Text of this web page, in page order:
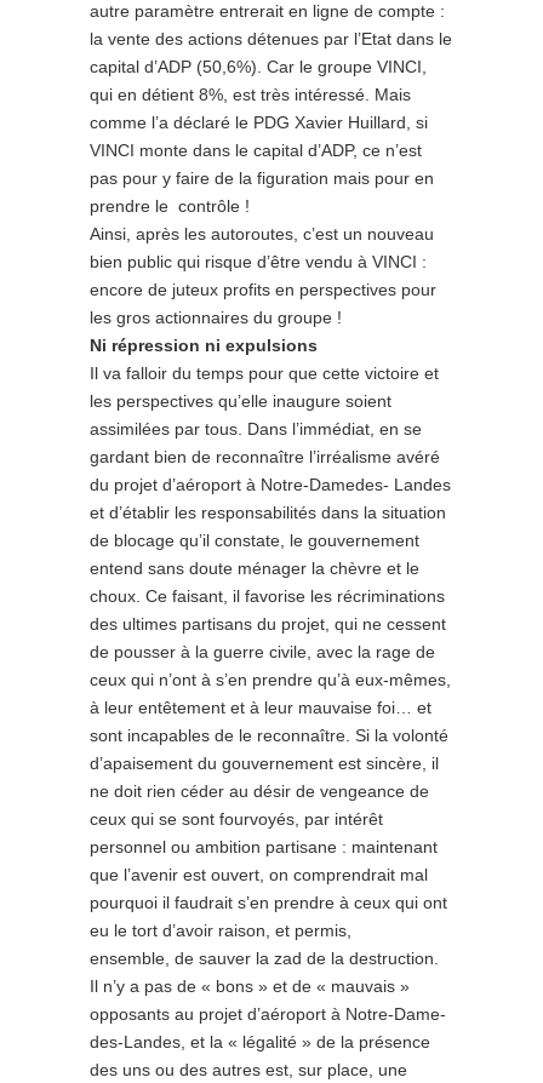
autre paramètre entrerait en ligne de compte :
la vente des actions détenues par l’Etat dans le
capital d’ADP (50,6%). Car le groupe VINCI,
qui en détient 8%, est très intéressé. Mais
comme l’a déclaré le PDG Xavier Huillard, si
VINCI monte dans le capital d’ADP, ce n’est
pas pour y faire de la figuration mais pour en
prendre le contrôle !
Ainsi, après les autoroutes, c’est un nouveau
bien public qui risque d’être vendu à VINCI :
encore de juteux profits en perspectives pour
les gros actionnaires du groupe !
Ni répression ni expulsions
Il va falloir du temps pour que cette victoire et
les perspectives qu’elle inaugure soient
assimilées par tous. Dans l’immédiat, en se
gardant bien de reconnaître l’irréalisme avéré
du projet d’aéroport à Notre-Damedes- Landes
et d’établir les responsabilités dans la situation
de blocage qu’il constate, le gouvernement
entend sans doute ménager la chèvre et le
choux. Ce faisant, il favorise les récriminations
des ultimes partisans du projet, qui ne cessent
de pousser à la guerre civile, avec la rage de
ceux qui n’ont à s’en prendre qu’à eux-mêmes,
à leur entêtement et à leur mauvaise foi… et
sont incapables de le reconnaître. Si la volonté
d’apaisement du gouvernement est sincère, il
ne doit rien céder au désir de vengeance de
ceux qui se sont fourvoyés, par intérêt
personnel ou ambition partisane : maintenant
que l’avenir est ouvert, on comprendrait mal
pourquoi il faudrait s’en prendre à ceux qui ont
eu le tort d’avoir raison, et permis,
ensemble, de sauver la zad de la destruction.
Il n’y a pas de « bons » et de « mauvais »
opposants au projet d’aéroport à Notre-Dame-
des-Landes, et la « légalité » de la présence
des uns ou des autres est, sur place, une